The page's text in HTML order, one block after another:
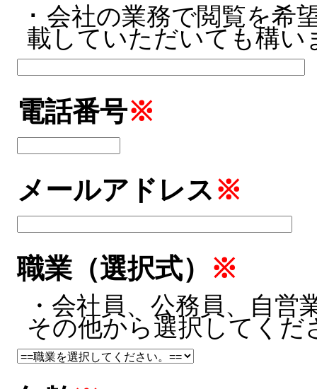
･ 会社の業務で閲覧を希
載していただいても構い
電話番号※
メールアドレス ※
職業（選択式） ※
・会社員、公務員、自
その他から選択してくだ